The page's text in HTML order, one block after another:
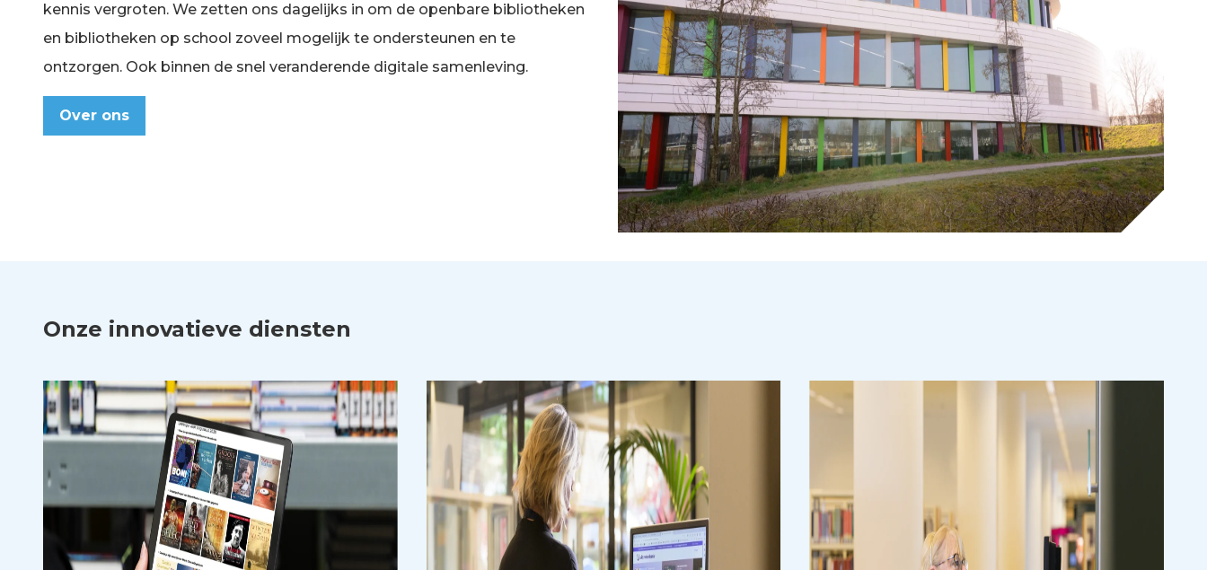
kennis vergroten. We zetten ons dagelijks in om de openbare bibliotheken
en bibliotheken op school zoveel mogelijk te ondersteunen en te
ontzorgen. Ook binnen de snel veranderende digitale samenleving.
Over ons
Onze innovatieve diensten